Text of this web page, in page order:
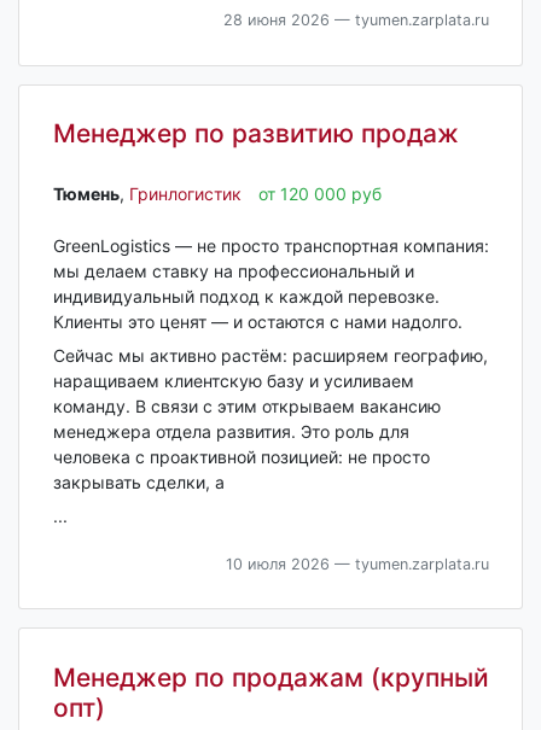
28 июня 2026 — tyumen.zarplata.ru
Менеджер по развитию продаж
Тюмень‎, Гринлогистик от 120 000 руб
GreenLogistics — не просто транспортная компания:
мы делаем ставку на профессиональный и
индивидуальный подход к каждой перевозке.
Клиенты это ценят — и остаются с нами надолго.
Сейчас мы активно растём: расширяем географию,
наращиваем клиентскую базу и усиливаем
команду. В связи с этим открываем вакансию
менеджера отдела развития. Это роль для
человека с проактивной позицией: не просто
закрывать сделки, а
...
10 июля 2026 — tyumen.zarplata.ru
Менеджер по продажам (крупный
опт)